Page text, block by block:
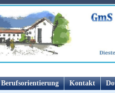
Berufsorientierung Kontakt